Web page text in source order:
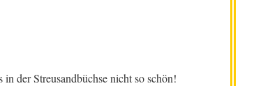
der Streusandbüchse nicht so schön!